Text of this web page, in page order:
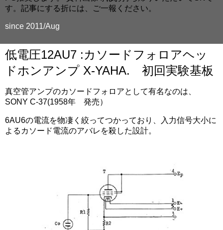
す。記事にする折には、ご一報ください。
since 2011/Aug
低電圧12AU7 :カソードフォロアヘッ
ドホンアンプ X-YAHA. 初回実験基板
真空管アンプのカソードフォロアとして有名なのは、
SONY C-37(1958年 発売）
6AU6の電流を物凄く絞ってつかっており、入力信号大小に
よるカソード電流のアバレを殺した設計。